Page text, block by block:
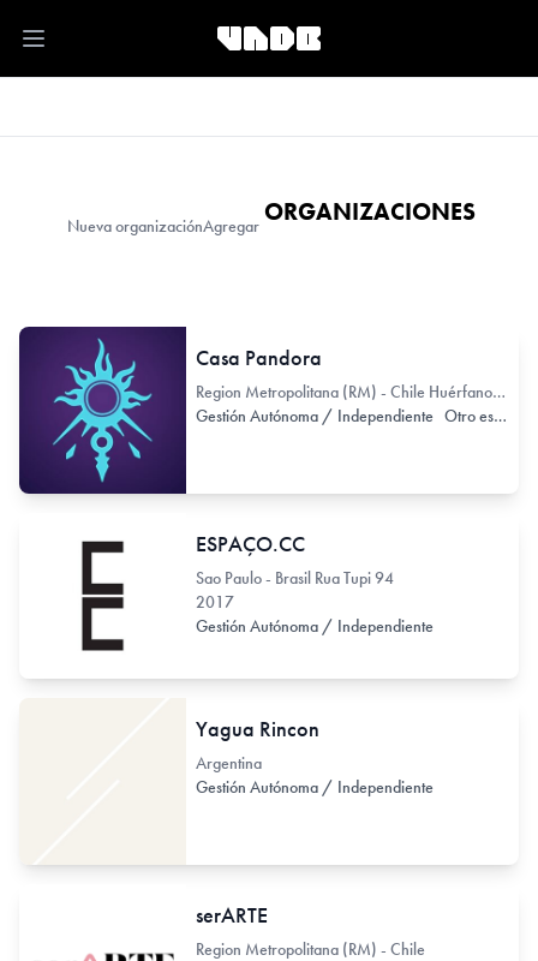
Open main menu
Nueva organizaciónAgregar ORGANIZACIONES
Casa Pandora
Region Metropolitana (RM) - Chile Huérfanos 2870
Gestión Autónoma / Independiente Otro espacio no exclusivo de arte
ESPAÇO.CC
Sao Paulo - Brasil Rua Tupi 94
2017
Gestión Autónoma / Independiente
Yagua Rincon
Argentina
Gestión Autónoma / Independiente
serARTE
Region Metropolitana (RM) - Chile